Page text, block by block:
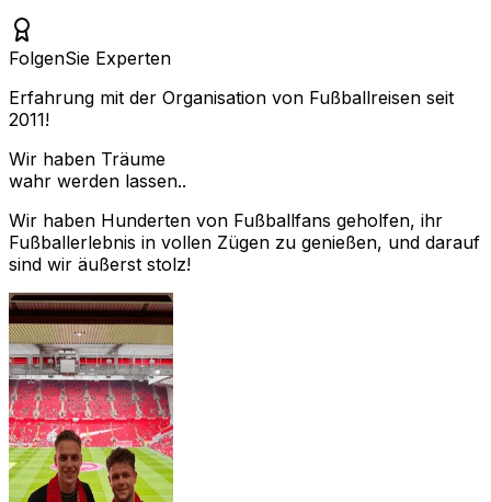
FolgenSie Experten
Erfahrung mit der Organisation von Fußballreisen seit
2011!
Wir haben Träume
wahr werden lassen..
Wir haben Hunderten von Fußballfans geholfen, ihr
Fußballerlebnis in vollen Zügen zu genießen, und darauf
sind wir äußerst stolz!